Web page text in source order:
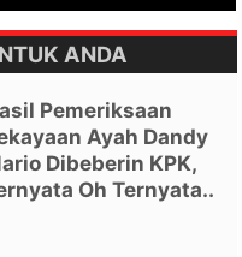
ANDA
Pemeriksaan
Ayah Dandy
Dibeberin KPK,
Oh Ternyata..